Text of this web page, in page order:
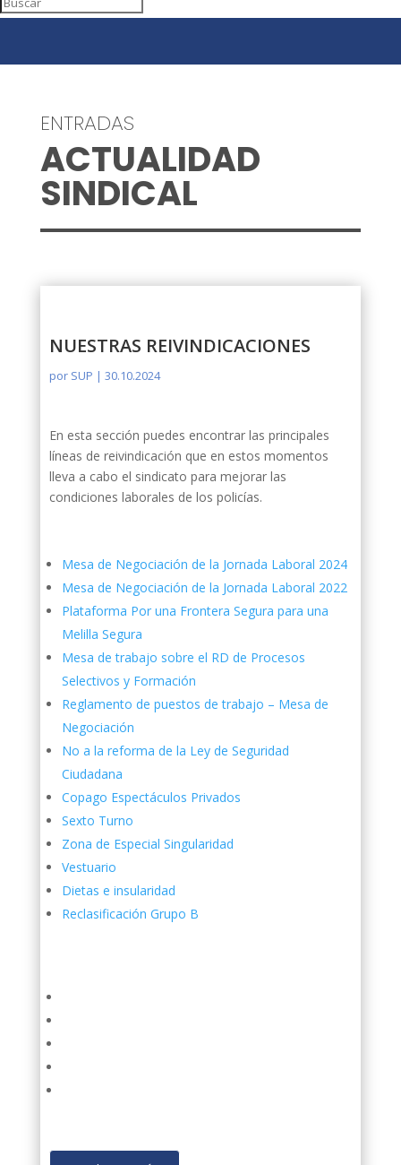
ENTRADAS
ACTUALIDAD
SINDICAL
NUESTRAS REIVINDICACIONES
por SUP | 30.10.2024
En esta sección puedes encontrar las principales
líneas de reivindicación que en estos momentos
lleva a cabo el sindicato para mejorar las
condiciones laborales de los policías.
Mesa de Negociación de la Jornada Laboral 2024
Mesa de Negociación de la Jornada Laboral 2022
Plataforma Por una Frontera Segura para una
Melilla Segura
Mesa de trabajo sobre el RD de Procesos
Selectivos y Formación
Reglamento de puestos de trabajo – Mesa de
Negociación
No a la reforma de la Ley de Seguridad
Ciudadana
Copago Espectáculos Privados
Sexto Turno
Zona de Especial Singularidad
Vestuario
Dietas e insularidad
Reclasificación Grupo B